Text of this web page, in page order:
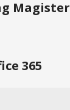
Magister
365